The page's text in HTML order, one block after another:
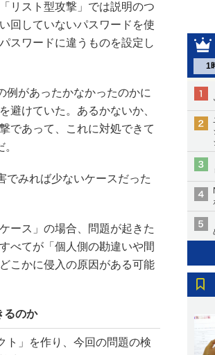
1
リスト型攻撃」では説明のつ
回していないパスワードを使
スワードに違うものを設定し
例があったかなかったのかに
避けていた。あるかないか、
であって、これに対処できて
でみれば少ないケースだった
ース」の場合、問題が起きた
べてが「個人側の勘違いや間
こかに侵入の原因がある可能
るのか
ト」を作り、今回の問題の検